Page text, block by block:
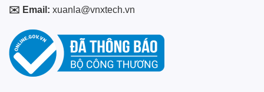
✉️ Email: xuanla@vnxtech.vn